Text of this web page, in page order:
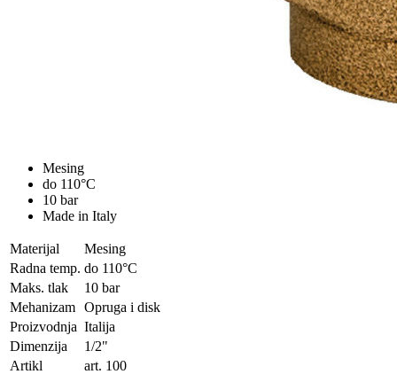
Mesing
do 110°C
10 bar
Made in Italy
Materijal
Mesing
Radna temp. do 110°C
Maks. tlak
10 bar
Mehanizam Opruga i disk
Proizvodnja Italija
Dimenzija
1/2"
Artikl
art. 100